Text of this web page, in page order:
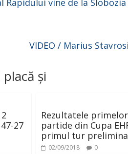
Rapidului vine de la Slobozia
VIDEO / Marius
și
27
Rezultatele primelor
partide din Cupa
primul tur
02/09/2018 0